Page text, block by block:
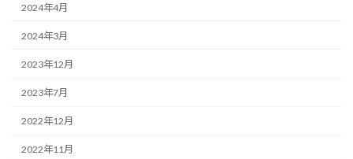
2024年4月
2024年3月
2023年12月
2023年7月
2022年12月
2022年11月